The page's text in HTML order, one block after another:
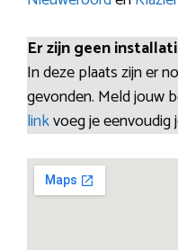
Er zijn geen
In deze plaats zijn er
gevonden. Meld jouw
linkvoeg je